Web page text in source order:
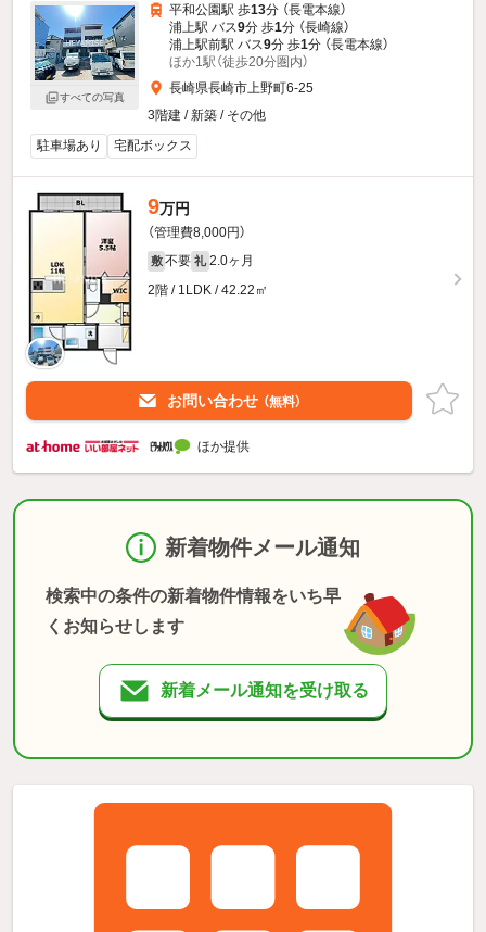
すべての写真
平和公園駅 歩13分 （長電本線）
浦上駅 バス9分 歩1分 （長崎線）
浦上駅前駅 バス9分 歩1分 （長電本線）
ほか1駅（徒歩20分圏内）
長崎県長崎市上野町6-25
3階建 / 新築 / その他
駐車場あり
宅配ボックス
9万円
（管理費8,000円）
敷 不要 礼 2.0ヶ月
2階 / 1LDK / 42.22㎡
お問い合わせ （無料）
ほか提供
新着物件メール通知
検索中の条件の新着物件情報をいち早
くお知らせします
新着メール通知を受け取る